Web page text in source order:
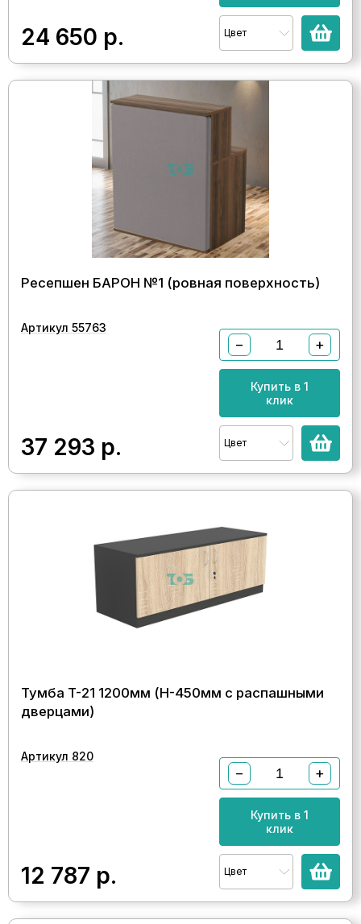
24 650 р. Цвет
Ресепшен БАРОН №1 (ровная поверхность)
Артикул 55763
37 293 р.
− +
Купить в 1
клик
Цвет
Тумба T-21 1200мм (H-450мм с распашными
дверцами)
Артикул 820
12 787 р.
− +
Купить в 1
клик
Цвет